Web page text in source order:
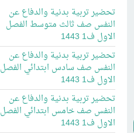
تحضير تربية بدنية والدفاع عن
النفس صف ثالث متوسط الفصل
الاول ف1 1443
تحضير تربية بدنية والدفاع عن
النفس صف سادس ابتدائي الفصل
الاول ف1 1443
تحضير تربية بدنية والدفاع عن
النفس صف خامس ابتدائي الفصل
الاول ف1 1443